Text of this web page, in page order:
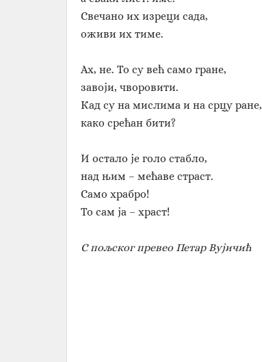
Свечано их изреци сада,
оживи их тиме.
Ах, не. То су већ само гране,
завоји, чворовити.
Кад су на мислима и на срцу ране,
како срећан бити?
И остало је голо стабло,
над њим – мећаве страст.
Само храбро!
То сам ја – храст!
С пољског превео Петар Вујичић